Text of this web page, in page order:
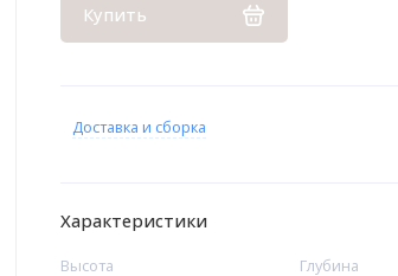
Купить
Доставка и сборка
Характеристики
Высота Глубина